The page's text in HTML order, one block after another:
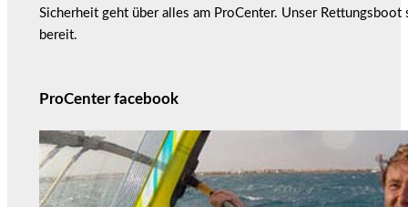
Sicherheit geht über alles am ProCenter. Unser Rettungsboot
bereit.
ProCenter facebook